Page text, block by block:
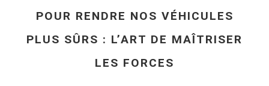
POUR RENDRE NOS VÉHICULES
PLUS SÛRS : L’ART DE MAÎTRISER
LES FORCES